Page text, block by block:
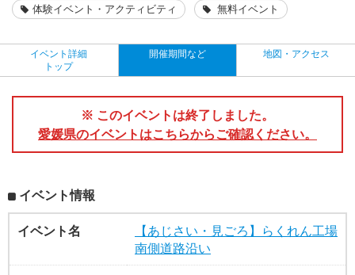
体験イベント・アクティビティ 無料イベント
イベント詳細
トップ
開催期間など 地図・アクセス
※ このイベントは終了しました。
愛媛県のイベントはこちらからご確認ください。
イベント情報
イベント名
【あじさい・見ごろ】らくれん工場
南側道路沿い